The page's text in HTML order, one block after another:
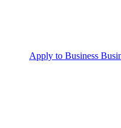
Apply to Business